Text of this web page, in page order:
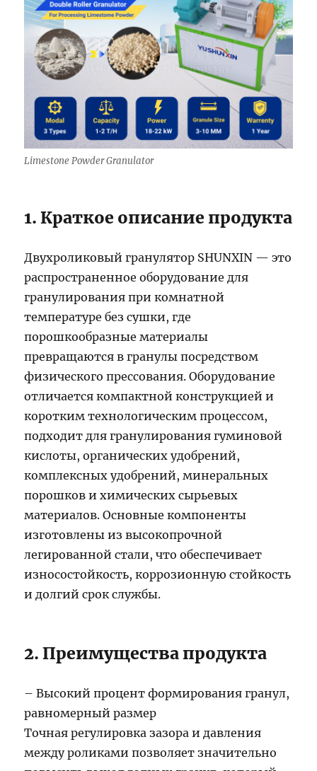
Limestone Powder Granulator
1. Краткое описание продукта
Двухроликовый гранулятор SHUNXIN — это
распространенное оборудование для
гранулирования при комнатной
температуре без сушки, где
порошкообразные материалы
превращаются в гранулы посредством
физического прессования. Оборудование
отличается компактной конструкцией и
коротким технологическим процессом,
подходит для гранулирования гуминовой
кислоты, органических удобрений,
комплексных удобрений, минеральных
порошков и химических сырьевых
материалов. Основные компоненты
изготовлены из высокопрочной
легированной стали, что обеспечивает
износостойкость, коррозионную стойкость
и долгий срок службы.
2. Преимущества продукта
– Высокий процент формирования гранул,
равномерный размер
Точная регулировка зазора и давления
между роликами позволяет значительно